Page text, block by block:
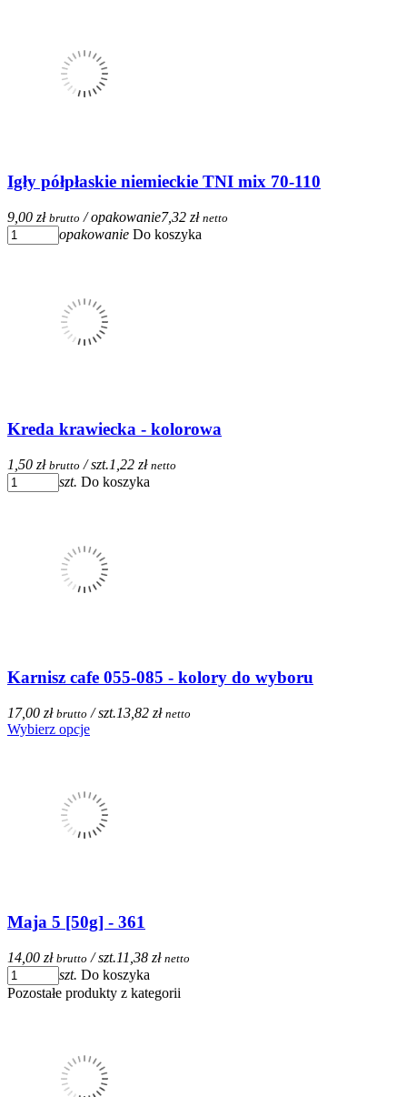
Igły półpłaskie niemieckie TNI mix 70-110
9,00 zł brutto / opakowanie7,32 zł netto
opakowanie Do koszyka
Kreda krawiecka - kolorowa
1,50 zł brutto / szt.1,22 zł netto
szt. Do koszyka
Karnisz cafe 055-085 - kolory do wyboru
17,00 zł brutto / szt.13,82 zł netto
Wybierz opcje
Maja 5 [50g] - 361
14,00 zł brutto / szt.11,38 zł netto
szt. Do koszyka
Pozostałe produkty z kategorii